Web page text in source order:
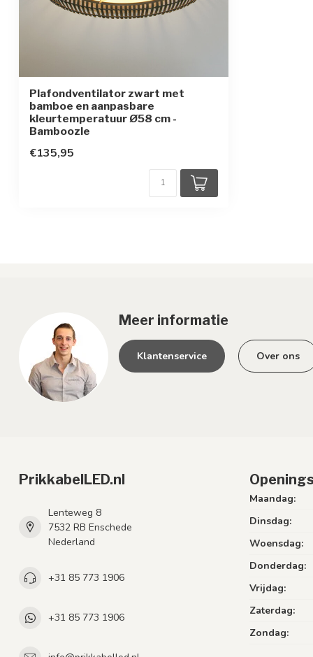
Afstandsbediening inbegrepen:
Plafondventilator zwart met
bamboe en aanpasbare
kleurtemperatuur Ø58 cm -
Bamboozle
€135,95
Meer informatie
Klantenservice Over ons
PrikkabelLED.nl
Lenteweg 8
7532 RB Enschede
Nederland
+31 85 773 1906
+31 85 773 1906
Maandag:
Dinsdag:
Woensdag:
Donderdag:
Vrijdag:
Zaterdag:
Zondag: